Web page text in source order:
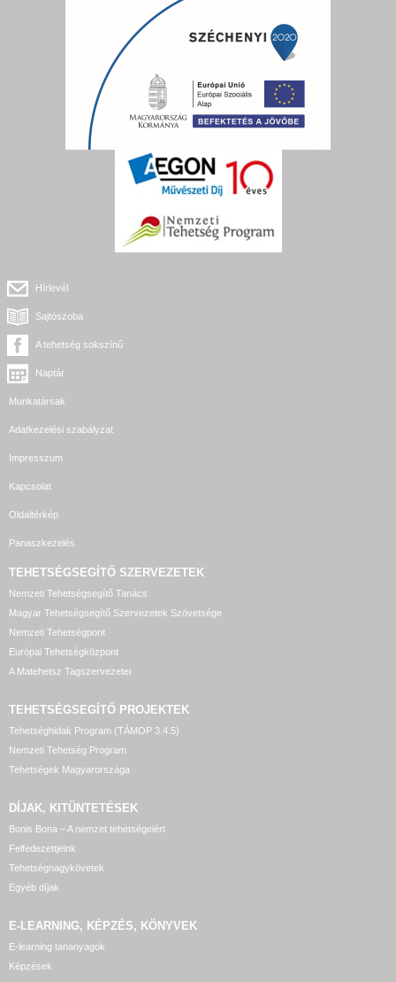
Hírlevél
Sajtószoba
A tehetség sokszínű
Naptár
Munkatársak
Adatkezelési szabályzat
Impresszum
Kapcsolat
Oldaltérkép
Panaszkezelés
TEHETSÉGSEGÍTŐ SZERVEZETEK
Nemzeti Tehetségsegítő Tanács
Magyar Tehetségsegítő Szervezetek Szövetsége
Nemzeti Tehetségpont
Európai Tehetségközpont
A Matehetsz Tagszervezetei
TEHETSÉGSEGÍTŐ PROJEKTEK
Tehetséghidak Program (TÁMOP 3.4.5)
Nemzeti Tehetség Program
Tehetségek Magyarországa
DÍJAK, KITÜNTETÉSEK
Bonis Bona – A nemzet tehetségeiért
Felfedezettjeink
Tehetségnagykövetek
Egyéb díjak
E-LEARNING, KÉPZÉS, KÖNYVEK
E-learning tananyagok
Képzések